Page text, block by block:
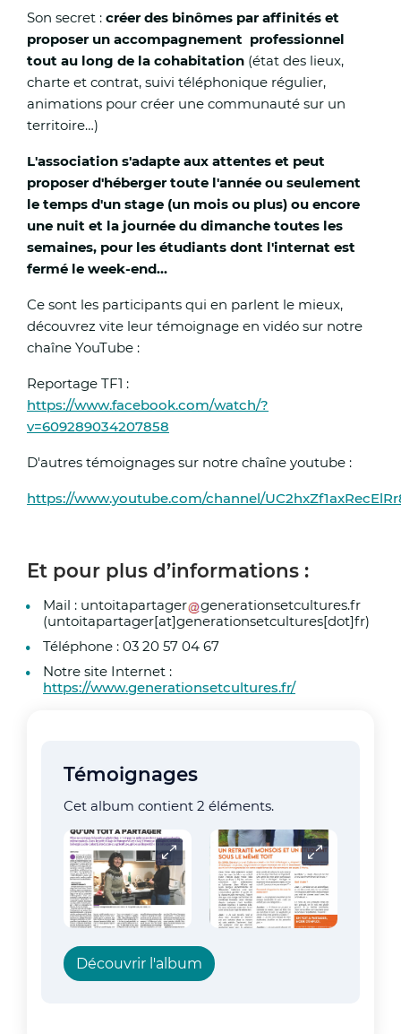
Son secret : créer des binômes par affinités et
proposer un accompagnement professionnel
tout au long de la cohabitation (état des lieux,
charte et contrat, suivi téléphonique régulier,
animations pour créer une communauté sur un
territoire…)
L'association s'adapte aux attentes et peut
proposer d'héberger toute l'année ou seulement
le temps d'un stage (un mois ou plus) ou encore
une nuit et la journée du dimanche toutes les
semaines, pour les étudiants dont l'internat est
fermé le week-end...
Ce sont les participants qui en parlent le mieux,
découvrez vite leur témoignage en vidéo sur notre
chaîne YouTube :
Reportage TF1 :
https://www.facebook.com/watch/?
v=609289034207858
D'autres témoignages sur notre chaîne youtube :
https://www.youtube.com/channel/
Et pour plus d’informations :
Mail : untoitapartager generationsetcultures.fr
(untoitapartager[at]generationsetcultures[dot]fr)
Téléphone : 03 20 57 04 67
Notre site Internet :
https://www.generationsetcultures.fr/
Témoignages
Cet album contient 2 éléments.
Carrousel Carrousel
Découvrir l'album